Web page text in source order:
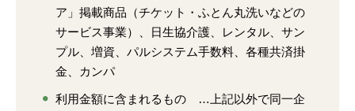
ア」掲載商品（チケット・ふとん丸洗いなどの
サービス事業）、日生協介護、レンタル、サン
プル、増資、パルシステム手数料、各種共済掛
金、カンパ
利用金額に含まれるもの …上記以外で同一企